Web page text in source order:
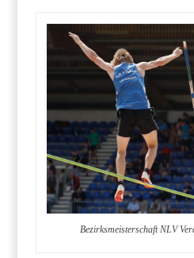
Bezirksmeisterschaft NLV